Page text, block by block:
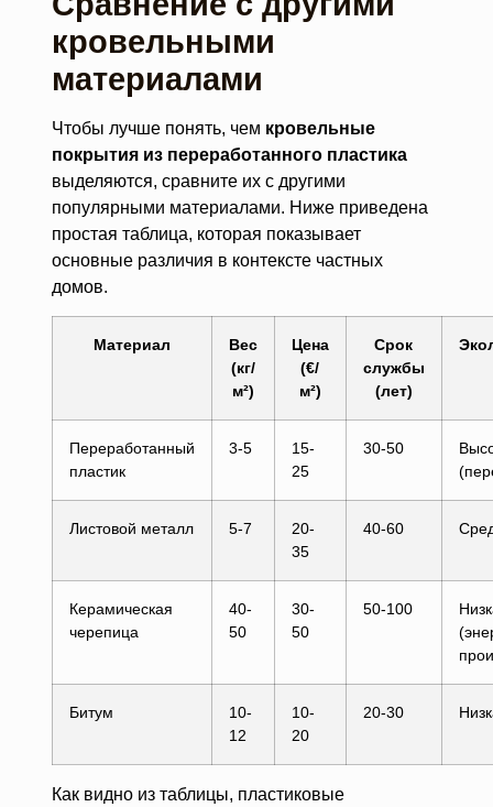
кровельными
материалами
Чтобы лучше понять, чем кровельные
покрытия из переработанного пластика
выделяются, сравните их с другими
популярными материалами. Ниже приведена
простая таблица, которая показывает
основные различия в контексте частных
домов.
Материал
Вес
(кг/
м²)
Цена
(€/
м²)
Срок
службы
(лет)
Переработанный
пластик
3-5
15-
25
30-50
Листовой металл 5-7
20-
35
40-60
Керамическая
черепица
40-
50
30-
50
50-100
Битум
10-
12
10-
20
20-30
Как видно из таблицы, пластиковые